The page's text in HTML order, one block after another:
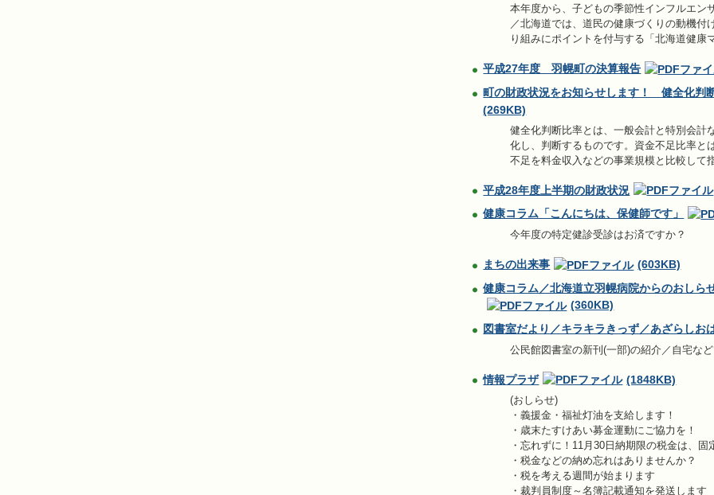
本年度から、子どもの季節性インフルエン
／北海道では、道民の健康づくりの動機付
り組みにポイントを付与する「北海道健康
平成27年度 羽幌町の決算報告
町の財政状況をお知らせします！ 健全化判
(269KB)
健全化判断比率とは、一般会計と特別会計
化し、判断するものです。資金不足比率と
不足を料金収入などの事業規模と比較して
平成28年度上半期の財政状況
健康コラム「こんにちは、保健師です」
今年度の特定健診受診はお済ですか？
まちの出来事
(603KB)
健康コラム／北海道立羽幌病院からのおしら
(360KB)
図書室だより／キラキラきっず／あざらしお
公民館図書室の新刊(一部)の紹介／自宅な
情報プラザ (1848KB)
(おしらせ)
・義援金・福祉灯油を支給します！
・歳末たすけあい募金運動にご協力を！
・忘れずに！11月30日納期限の税金は、
・税金などの納め忘れはありませんか？
・税を考える週間が始まります
・裁判員制度～名簿記載通知を発送します